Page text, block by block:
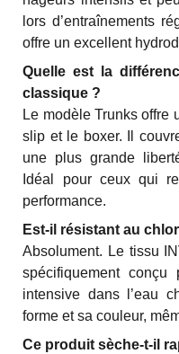
lors d’entraînements
offre un excellent
Quelle est la
classique ?
Le modèle Trunks offre
slip et le boxer. Il
une plus grande
Idéal pour ceux qui
performance.
Est-il résistant au
Absolument. Le tissu
spécifiquement
intensive dans l’eau
forme et sa couleur,
Ce produit sèche-t-il